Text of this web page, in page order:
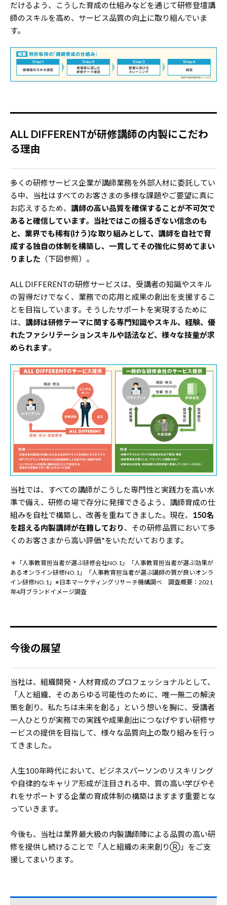
だけるよう、こうした育成の仕組みなどを通じて研修登壇講
師のスキルを高め、サービス品質の向上に取り組んでいま
す。
ALL DIFFERENTが研修講師の内製にこだわ
る理由
多くの研修サービス企業が講師業務を外部人材に委託してい
る中、当社はすべてのお客さまの多様な課題やご要望に真に
お応えするため、 講師の高い品質を確保することが不可欠で
あると確信しています。当社ではこの揺るぎない信念のも
と、業界でも稀有(けう)な取り組みとして、講師を自社で育
成する独自の体制を構築し、一貫してその強化に努めてまい
りました （下図参照）。
ALL DIFFERENTの研修サービスは、受講者の知識やスキル
の習得だけでなく、業務での応用と成果の創出を支援するこ
とを目指しています。そうしたサポートを実現するために
は、 講師は研修テーマに関する専門知識やスキル、経験、優
れたファシリテーションスキルや話法など、様々な技量が求
められます。
当社では、すべての講師がこうした専門性と実践力を高い水
準で備え、研修の場で存分に発揮できるよう、講師育成の仕
組みを自社で構築し、改善を重ねてきました。現在、 150名
を超える内製講師が在籍しており 、その研修品質において多
くのお客さまから高い評価*をいただいております。
＊「人事教育担当者が選ぶ研修会社NO.1」「人事教育担当者が選ぶ効果が
あるオンライン研修NO.1」「人事教育担当者が選ぶ講師の質が良いオンラ
イン研修NO.1」※日本マーケティングリサーチ機構調べ 調査概要：2021
年4月ブランドイメージ調査
今後の展望
当社は、組織開発・人材育成のプロフェッショナルとして、
「人と組織、そのあらゆる可能性のために、唯一無二の解決
策を創り、私たちは未来を創る」という想いを胸に、受講者
一人ひとりが実務での実践や成果創出につなげやすい研修サ
ービスの提供を目指して、様々な品質向上の取り組みを行っ
てきました。
人生100年時代において、ビジネスパーソンのリスキリング
や自律的なキャリア形成が注目される中、質の高い学びやそ
れをサポートする企業の育成体制の構築はますます重要とな
っていきます。
今後も、当社は業界最大級の内製講師陣による品質の高い研
修を提供し続けることで「人と組織の未来創りⓇ」をご支
援してまいります。